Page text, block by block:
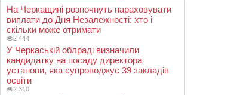
На Черкащині розпочнуть нараховувати
виплати до Дня Незалежності: хто і
скільки може отримати
2 444
У Черкаській облраді визначили
кандидатку на посаду директора
установи, яка супроводжує 39 закладів
освіти
2 310